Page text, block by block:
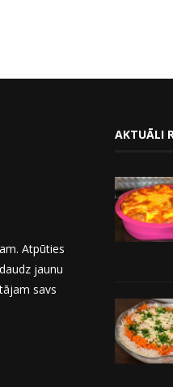
Atpūties
jaunu
savs
AKTUĀLI